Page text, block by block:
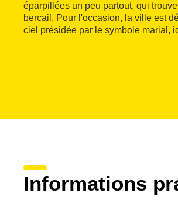
éparpillées un peu partout, qui
bercail. Pour l'occasion, la ville est
ciel présidée par le symbole marial,
Informations